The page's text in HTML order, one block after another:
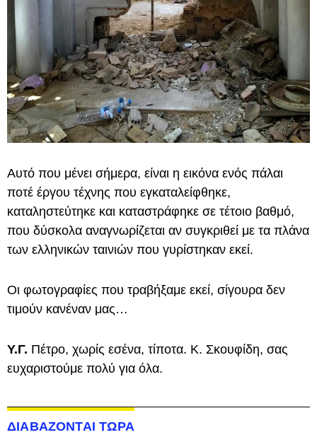
Αυτό που μένει σήμερα, είναι η εικόνα ενός πάλαι
ποτέ έργου τέχνης που εγκαταλείφθηκε,
καταληστεύτηκε και καταστράφηκε σε τέτοιο βαθμό,
που δύσκολα αναγνωρίζεται αν συγκριθεί με τα πλάνα
των ελληνικών ταινιών που γυρίστηκαν εκεί.
Οι φωτογραφίες που τραβήξαμε εκεί, σίγουρα δεν
τιμούν κανέναν μας…
Υ.Γ. Πέτρο, χωρίς εσένα, τίποτα. Κ. Σκουφίδη, σας
ευχαριστούμε πολύ για όλα.
ΔΙΑΒΑΖΟΝΤΑΙ ΤΩΡΑ